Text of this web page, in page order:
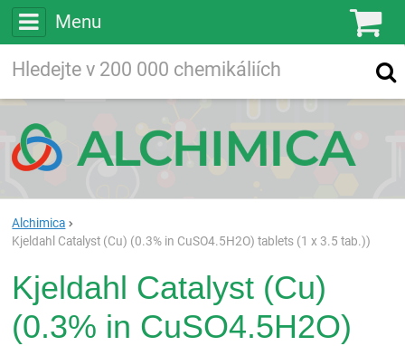
Menu
Vyhledávání
Alchimica
Kjeldahl Catalyst (Cu) (0.3% in CuSO4.5H2O) tablets (1 x 3.5 tab.))
Kjeldahl Catalyst (Cu)
(0.3% in CuSO4.5H2O)